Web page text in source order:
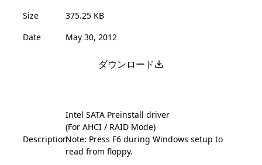
Size
375.25 KB
Date
May 30, 2012
ダウンロード
Description
Intel SATA Preinstall driver
(For AHCI / RAID Mode)
Note: Press F6 during Windows setup to
read from floppy.